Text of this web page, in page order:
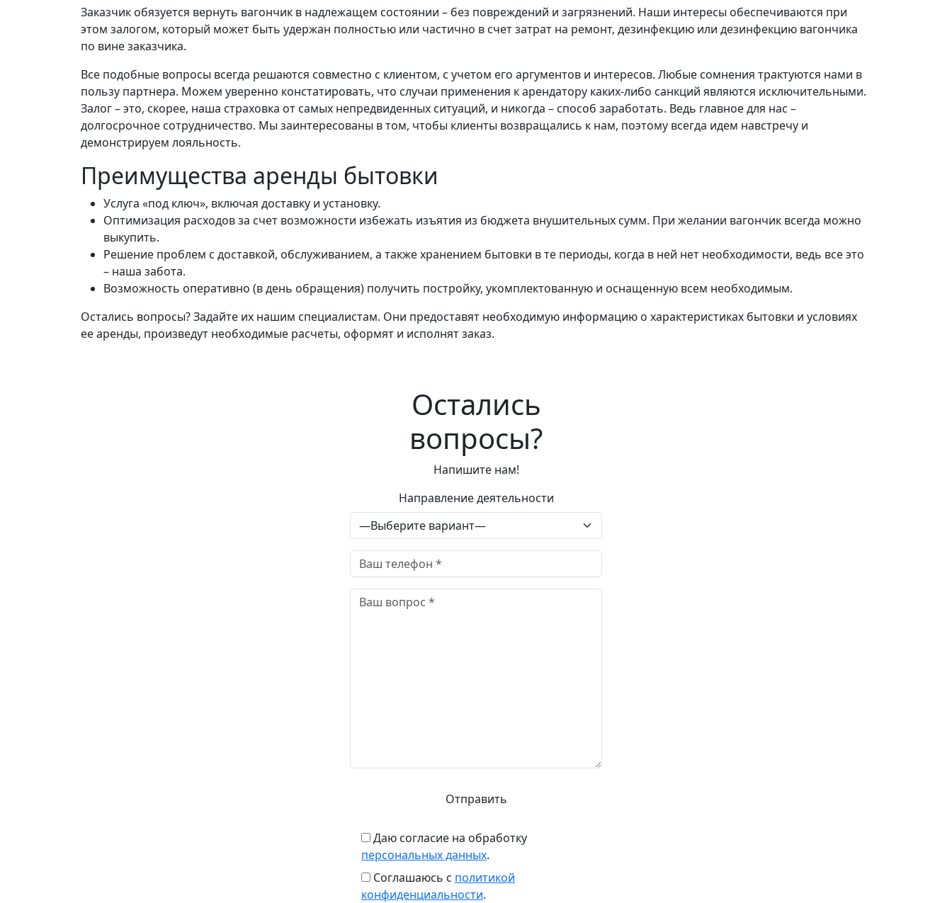
Заказчик обязуется вернуть вагончик в надлежащем состоянии – без повреждений и загрязнений. Наши интересы обеспечиваются при
этом залогом, который может быть удержан полностью или частично в счет затрат на ремонт, дезинфекцию или дезинфекцию вагончика
по вине заказчика.
Все подобные вопросы всегда решаются совместно с клиентом, с учетом его аргументов и интересов. Любые сомнения трактуются нами в
пользу партнера. Можем уверенно констатировать, что случаи применения к арендатору каких-либо санкций являются исключительными.
Залог – это, скорее, наша страховка от самых непредвиденных ситуаций, и никогда – способ заработать. Ведь главное для нас –
долгосрочное сотрудничество. Мы заинтересованы в том, чтобы клиенты возвращались к нам, поэтому всегда идем навстречу и
демонстрируем лояльность.
Преимущества аренды бытовки
Услуга «под ключ», включая доставку и установку.
Оптимизация расходов за счет возможности избежать изъятия из бюджета внушительных сумм. При желании вагончик всегда можно
выкупить.
Решение проблем с доставкой, обслуживанием, а также хранением бытовки в те периоды, когда в ней нет необходимости, ведь все это
– наша забота.
Возможность оперативно (в день обращения) получить постройку, укомплектованную и оснащенную всем необходимым.
Остались вопросы? Задайте их нашим специалистам. Они предоставят необходимую информацию о характеристиках бытовки и условиях
ее аренды, произведут необходимые расчеты, оформят и исполнят заказ.
Остались
вопросы?
Напишите нам!
Направление деятельности
Даю согласие на обработку
персональных данных.
Соглашаюсь с политикой
конфиденциальности.